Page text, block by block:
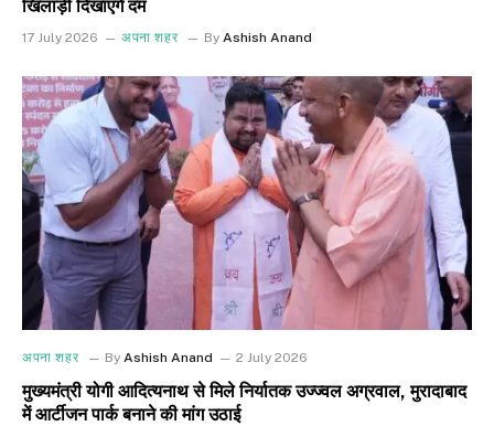
खिलाड़ी दिखाएंगे दम
17 July 2026 अपना शहर By Ashish Anand
अपना शहर By Ashish Anand 2 July 2026
मुख्यमंत्री योगी आदित्यनाथ से मिले निर्यातक उज्ज्वल अग्रवाल, मुरादाबाद
में आर्टीजन पार्क बनाने की मांग उठाई